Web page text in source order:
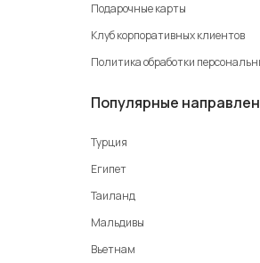
Подарочные карты
Клуб корпоративных клиентов
Политика обработки
Популярные
Турция
Египет
Таиланд
Мальдивы
Вьетнам